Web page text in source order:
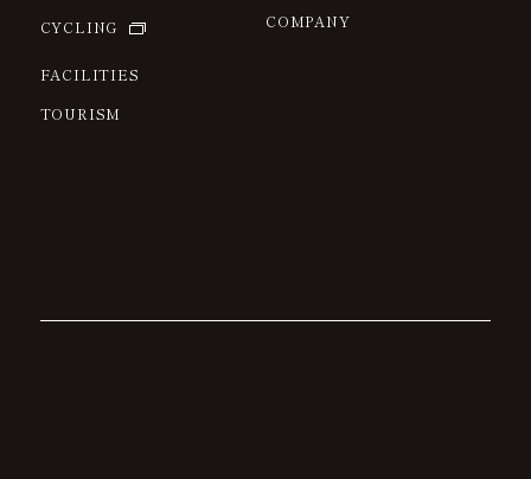
CYCLING
FACILITIES
TOURISM
COMPANY